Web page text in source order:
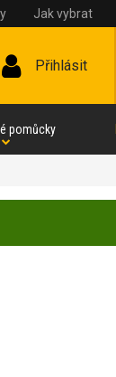
Jak vybrat
Přihlásit
pomůcky